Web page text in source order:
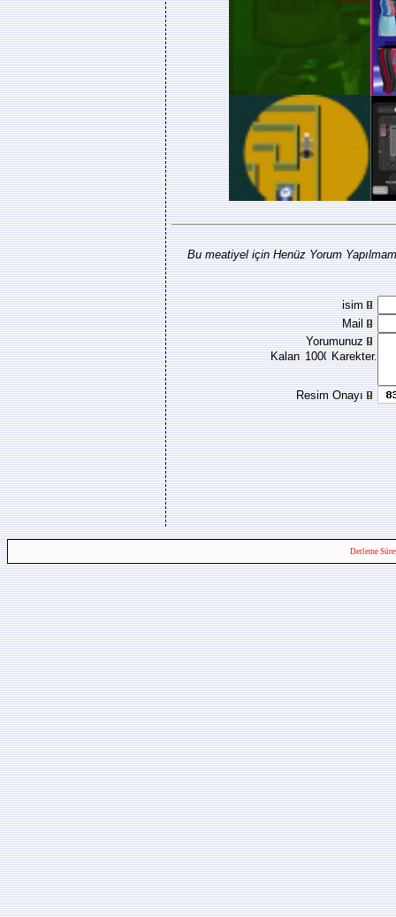
Bu meatiyel için Henüz Yorum
isim
Mail
Yorumunuz
Kalan
Karekter.
Resim Onayı
Derleme